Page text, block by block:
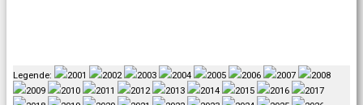
Legende: 2001 2002 2003 2004 2005 2006 2007
2008
2009
2010 2011 2012 2013 2014 2015 2016
2017